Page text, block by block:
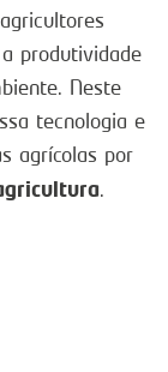
produtividade
Neste
tecnologia e
agrícolas por
.